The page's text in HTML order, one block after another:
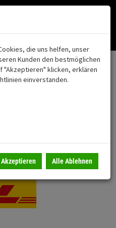
Alle Kategorien
FAHRZEUGTEILE
Montageständer
Beleuchtung
Merkzettel
ist momentan leer.
() Fertig
Sie sich damit einverstanden!
Datenschutz
die uns helfen, unser
Kunden den bestmöglichen
"Akzeptieren" klicken, erklären
einverstanden.
Alle Ablehnen